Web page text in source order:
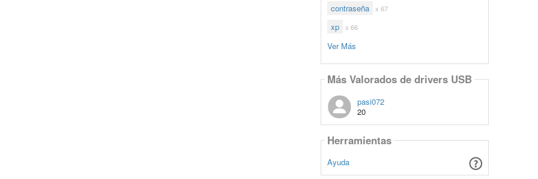
contraseña x 67
xp x 66
Ver Más
Más Valorados de drivers USB
pasi072
20
Herramientas
Ayuda